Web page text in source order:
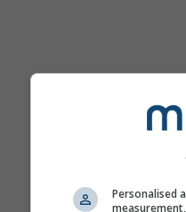
Personalised